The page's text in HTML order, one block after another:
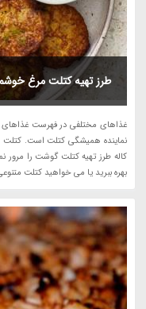
طرز تهیه کتلت مرغ
غذاهای مختلفی در فهرست
نماینده همیشگی کتلت است. کتلت
کاله طرز تهیه کتلت گوشت را مرور
بهره ببرید یا می خواهید کتلت